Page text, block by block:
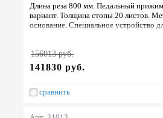
Длина реза 800 мм. Педальный
вариант. Толщина стопы 20 листов.
основание. Специальное устройство
156013 руб.
141830 руб.
сравнить